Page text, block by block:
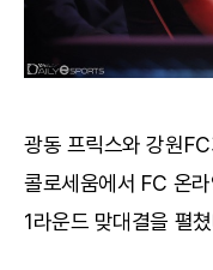
광동 프릭스와 강원
콜로세움에서 FC 온
1라운드 맞대결을 펼